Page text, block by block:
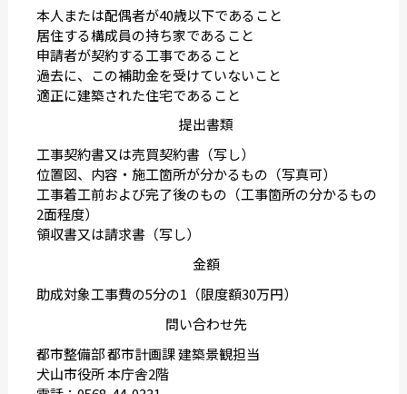
本人または配偶者が40歳以下であること
居住する構成員の持ち家であること
申請者が契約する工事であること
過去に、この補助金を受けていないこと
適正に建築された住宅であること
提出書類
工事契約書又は売買契約書（写し）
位置図、内容・施工箇所が分かるもの（写真可）
工事着工前および完了後のもの（工事箇所の分かるもの
2面程度）
領収書又は請求書（写し）
金額
助成対象工事費の5分の1（限度額30万円）
問い合わせ先
都市整備部 都市計画課 建築景観担当
犬山市役所 本庁舎2階